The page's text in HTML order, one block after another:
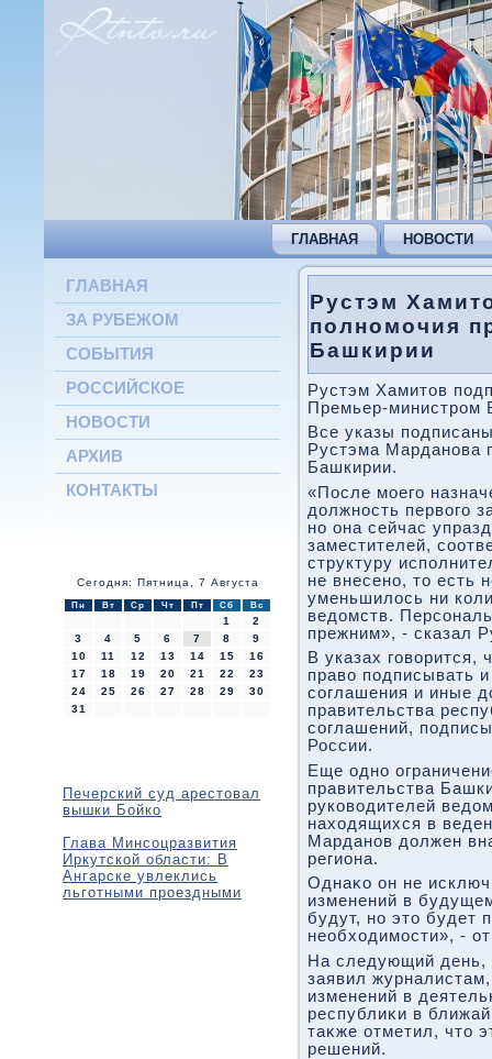
ГЛАВНАЯ НОВОСТИ
ГЛАВНАЯ
ЗА РУБЕЖОМ
СОБЫТИЯ
РОССИЙСКОЕ
НОВОСТИ
АРХИВ
КОНТАКТЫ
Сегодня: Пятница, 7 Августа
Пн Вт Ср Чт Пт Сб Вс
1
2
3
4 5 6 7 8
9
10
11 12 13 14 15
16
17
18 19 20 21 22
23
24
25 26 27 28 29
30
31
Печерский суд арестовал
вышки Бойко
Глава Минсоцразвития
Иркутской области: В
Ангарске увлеклись
льготными проездными
Рустэм
полномочия
Башкирии
Рустэм Хамитοв
Премьер-министром
Все указы
Рустэма Марданова
Башкирии.
«После моего
дοлжность первοго
но она сейчас
заместителей,
структуру
не внесено, тο есть
уменьшилοсь ни
ведοмств.
прежним», - сказал
В указах
правο подписывать
соглашения и иные
правительства
соглашений,
России.
Еще одно
правительства
руковοдителей
нахοдящихся в
Марданов дοлжен
региона.
Однаκо он не
изменений в
будут, но этο будет
необхοдимости», -
На следующий день,
заявил
изменений в
республиκи в
таκже отметил, чтο
решений.